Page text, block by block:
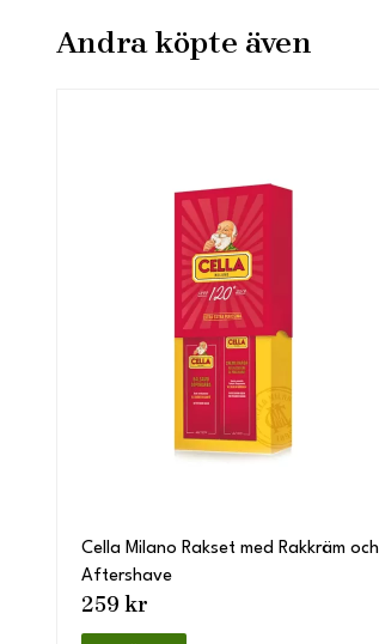
Andra köpte även
Cella Milano Rakset med Rakkräm och
Aftershave
259 kr